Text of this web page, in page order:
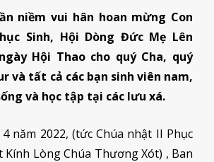
niềm vui hân hoan mừng Con
Sinh, Hội Dòng Đức Mẹ Lên
Hội Thao cho quý Cha, quý
và tất cả các bạn sinh viên nam,
và học tập tại các lưu xá.
năm 2022, (tức Chúa nhật II Phục
Kính Lòng Chúa Thương Xót) , Ban